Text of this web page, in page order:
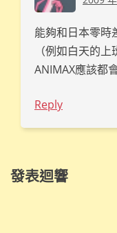
能夠和日本零時
（例如白天的
ANIMAX應該都
Reply
發表迴響